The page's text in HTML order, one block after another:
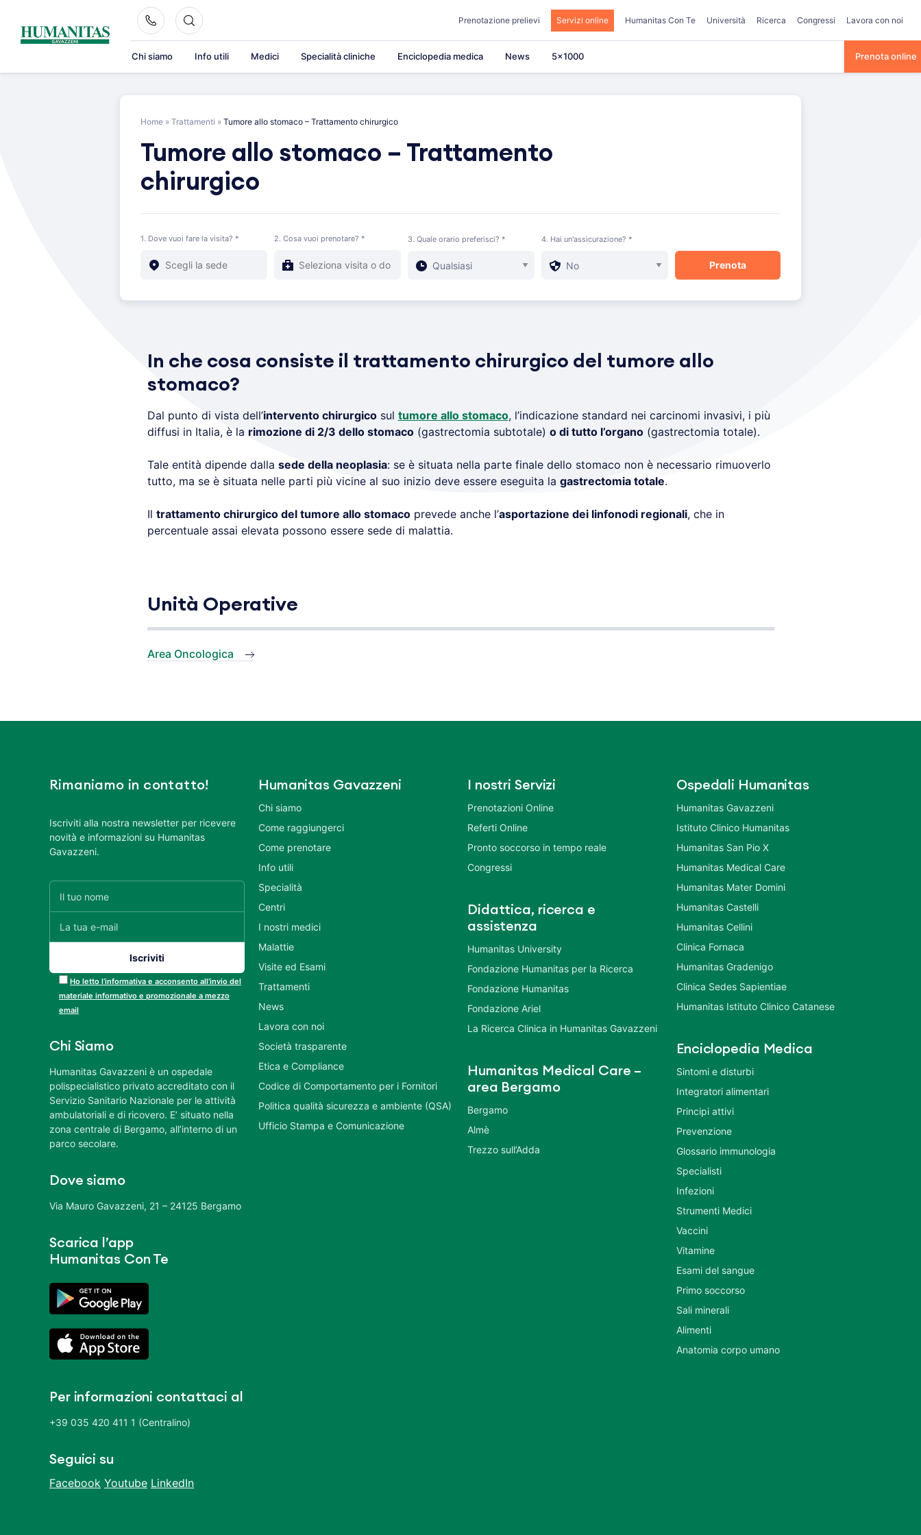
content
Prenotazione prelievi Servizi online Humanitas Con Te Università Ricerca Congressi Lavora con noi
Chi siamo Info utili Medici Specialità cliniche Enciclopedia medica News 5×1000 Prenota online
Home » Trattamenti » Tumore allo stomaco – Trattamento chirurgico
Tumore allo stomaco – Trattamento
chirurgico
1. Dove vuoi fare la visita? * 2. Cosa vuoi prenotare? * 3. Quale orario preferisci? * 4. Hai un'assicurazione? *
In che cosa consiste il trattamento chirurgico del tumore allo
stomaco?
Dal punto di vista dell’intervento chirurgicosul tumore allo stomaco, l’indicazione standard nei carcinomi invasivi, i più
diffusi in Italia, è la rimozione di 2/3 dello stomaco(gastrectomia subtotale) o di tutto l’organo(gastrectomia totale).
Tale entità dipende dalla sede della neoplasia: se è situata nella parte finale dello stomaco non è necessario rimuoverlo
tutto, ma se è situata nelle parti più vicine al suo inizio deve essere eseguita la gastrectomia totale.
Il trattamento chirurgico del tumore allo stomacoprevede anche l’asportazione dei linfonodi regionali, che in
percentuale assai elevata possono essere sede di malattia.
Unità Operative
Area Oncologica
Rimaniamo in contatto!
Iscriviti alla nostra newsletter per ricevere
novità e informazioni su Humanitas
Gavazzeni.
Ho letto l’informativa e acconsento all’invio del
materiale informativo e promozionale a mezzo
email
Chi Siamo
Humanitas Gavazzeni è un ospedale
polispecialistico privato accreditato con il
Servizio Sanitario Nazionale per le attività
ambulatoriali e di ricovero. E’ situato nella
zona centrale di Bergamo, all’interno di un
parco secolare.
Dove siamo
Via Mauro Gavazzeni, 21 – 24125 Bergamo
Scarica l’app
Humanitas Con Te
Per informazioni contattaci al
+39 035 420 411 1 (Centralino)
Seguici su
Facebook Youtube LinkedIn
Humanitas Gavazzeni
Chi siamo
Come raggiungerci
Come prenotare
Info utili
Specialità
Centri
I nostri medici
Malattie
Visite ed Esami
Trattamenti
News
Lavora con noi
Società trasparente
Etica e Compliance
Codice di Comportamento per i Fornitori
Politica qualità sicurezza e ambiente (QSA)
Ufficio Stampa e Comunicazione
I nostri Servizi
Prenotazioni Online
Referti Online
Pronto soccorso in tempo reale
Congressi
Didattica, ricerca e
assistenza
Humanitas University
Fondazione Humanitas per la Ricerca
Fondazione Humanitas
Fondazione Ariel
La Ricerca Clinica in Humanitas Gavazzeni
Humanitas Medical Care –
area Bergamo
Bergamo
Almè
Trezzo sull’Adda
Ospedali Humanitas
Humanitas Gavazzeni
Istituto Clinico Humanitas
Humanitas San Pio X
Humanitas Medical Care
Humanitas Mater Domini
Humanitas Castelli
Humanitas Cellini
Clinica Fornaca
Humanitas Gradenigo
Clinica Sedes Sapientiae
Humanitas Istituto Clinico Catanese
Enciclopedia Medica
Sintomi e disturbi
Integratori alimentari
Principi attivi
Prevenzione
Glossario immunologia
Specialisti
Infezioni
Strumenti Medici
Vaccini
Vitamine
Esami del sangue
Primo soccorso
Sali minerali
Alimenti
Anatomia corpo umano